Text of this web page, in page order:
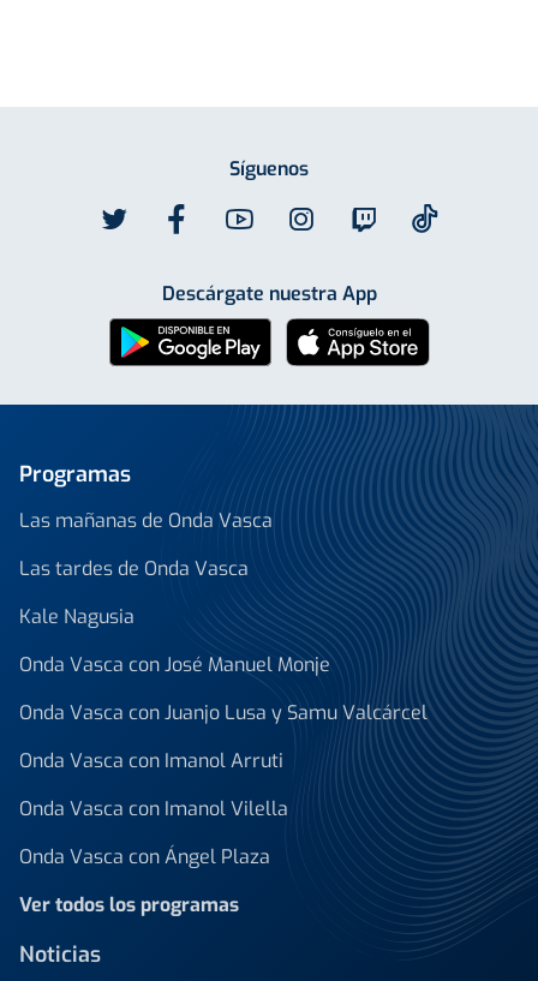
Síguenos
Descárgate nuestra App
Programas
Las mañanas de Onda Vasca
Las tardes de Onda Vasca
Kale Nagusia
Onda Vasca con José Manuel Monje
Onda Vasca con Juanjo Lusa y Samu Valcárcel
Onda Vasca con Imanol Arruti
Onda Vasca con Imanol Vilella
Onda Vasca con Ángel Plaza
Ver todos los programas
Noticias